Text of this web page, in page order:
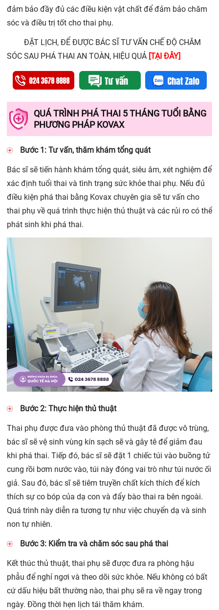
đảm bảo đầy đủ các điều kiện vật chất để đảm bảo chăm
sóc và điều trị tốt cho thai phụ.
ĐẶT LỊCH, ĐỂ ĐƯỢC BÁC SĨ TƯ VẤN CHẾ ĐỘ CHĂM
SÓC SAU PHÁ THAI AN TOÀN, HIỆU QUẢ [TẠI ĐÂY]
QUÁ TRÌNH PHÁ THAI 5 THÁNG TUỔI BẰNG
PHƯƠNG PHÁP KOVAX
Bước 1: Tư vấn, thăm khám tổng quát
Bác sĩ sẽ tiến hành khám tổng quát, siêu âm, xét nghiệm để
xác định tuổi thai và tình trạng sức khỏe thai phụ. Nếu đủ
điều kiện phá thai bằng Kovax chuyên gia sẽ tư vấn cho
thai phụ về quá trình thực hiện thủ thuật và các rủi ro có thể
phát sinh khi phá thai.
Bước 2: Thực hiện thủ thuật
Thai phụ được đưa vào phòng thủ thuật đã được vô trùng,
bác sĩ sẽ vệ sinh vùng kín sạch sẽ và gây tê để giảm đau
khi phá thai. Tiếp đó, bác sĩ sẽ đặt 1 chiếc túi vào buồng tử
cung rồi bơm nước vào, túi này đóng vai trò như túi nước ối
giả. Sau đó, bác sĩ sẽ tiêm truyền chất kích thích để kích
thích sự co bóp của dạ con và đẩy bào thai ra bên ngoài.
Quá trình này diễn ra tương tự như việc chuyển dạ và sinh
non tự nhiên.
Bước 3: Kiểm tra và chăm sóc sau phá thai
Kết thúc thủ thuật, thai phụ sẽ được đưa ra phòng hậu
phẫu để nghỉ ngơi và theo dõi sức khỏe. Nếu không có bất
cứ dấu hiệu bất thường nào, thai phụ sẽ ra về ngay trong
ngày. Đồng thời hẹn lịch tái thăm khám.